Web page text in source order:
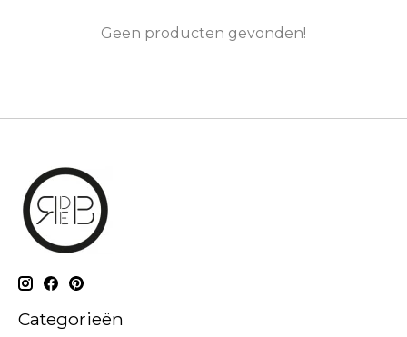
Geen producten gevonden!
Categorieën